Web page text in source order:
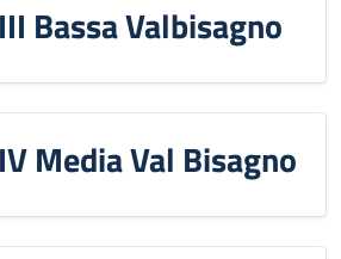
Bassa Valbisagno
Media Val Bisagno